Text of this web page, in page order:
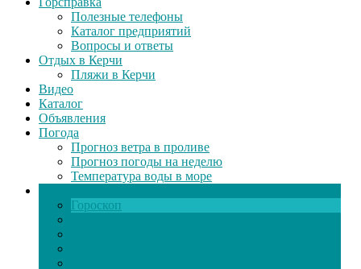
Полезные телефоны
Каталог предприятий
Вопросы и ответы
Отдых в Керчи
Пляжи в Керчи
Видео
Каталог
Объявления
Погода
Прогноз ветра в проливе
Прогноз погоды на неделю
Температура воды в море
Гороскоп